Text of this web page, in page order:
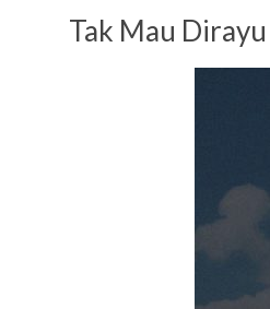
Tak Mau